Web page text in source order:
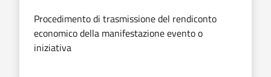
Procedimento di trasmissione del rendiconto
economico della manifestazione evento o
iniziativa